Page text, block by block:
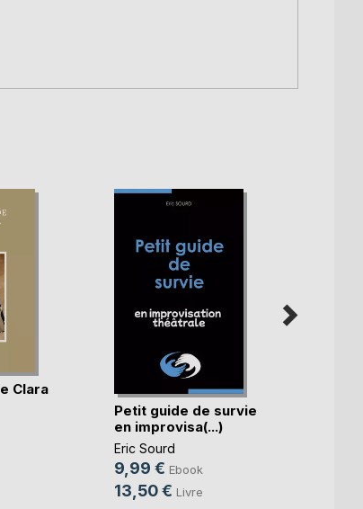
Clara
Petit guide de survie
en improvisa(...)
Eric Sourd
9,99 € Ebook
13,50 € Livre